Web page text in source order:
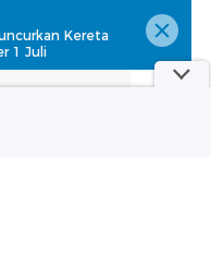
Kereta
1 Juli